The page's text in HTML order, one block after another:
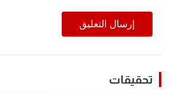
تحقيقات